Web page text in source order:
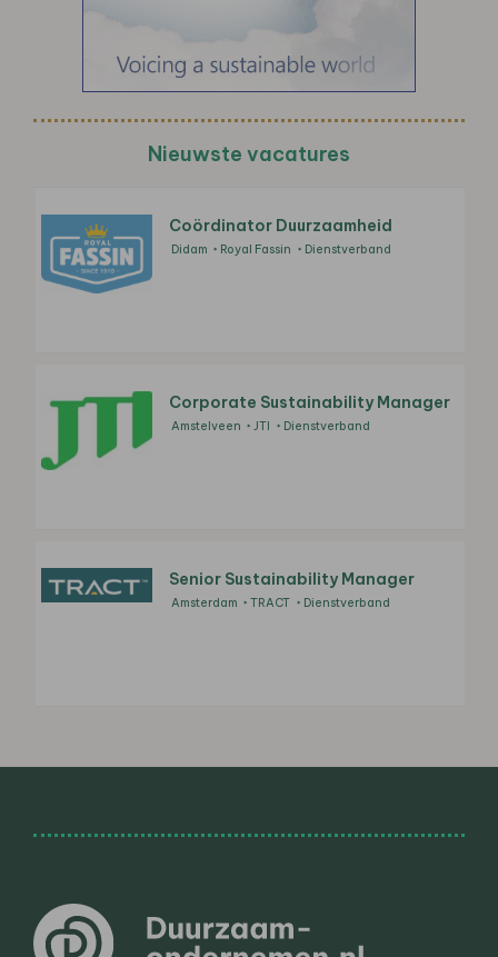
Nieuwste vacatures
Coördinator Duurzaamheid
Didam Royal Fassin Dienstverband
Corporate Sustainability Manager
Amstelveen JTI Dienstverband
Senior Sustainability Manager
Amsterdam TRACT Dienstverband